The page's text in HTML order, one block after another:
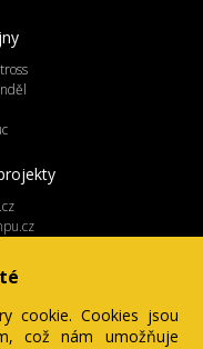
cookie. Cookies jsou
což nám umožňuje